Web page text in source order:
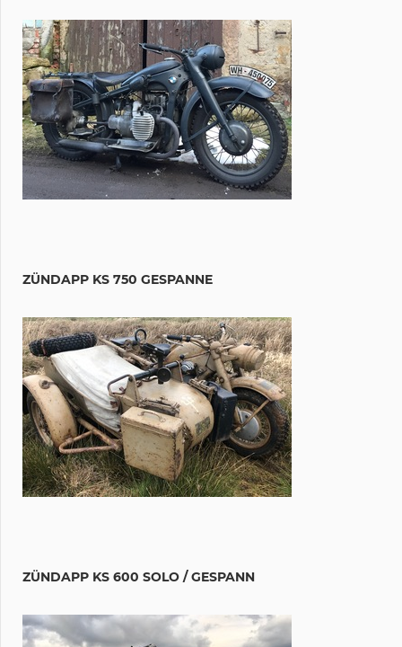
ZÜNDAPP KS 750 GESPANNE
ZÜNDAPP KS 600 SOLO / GESPANN